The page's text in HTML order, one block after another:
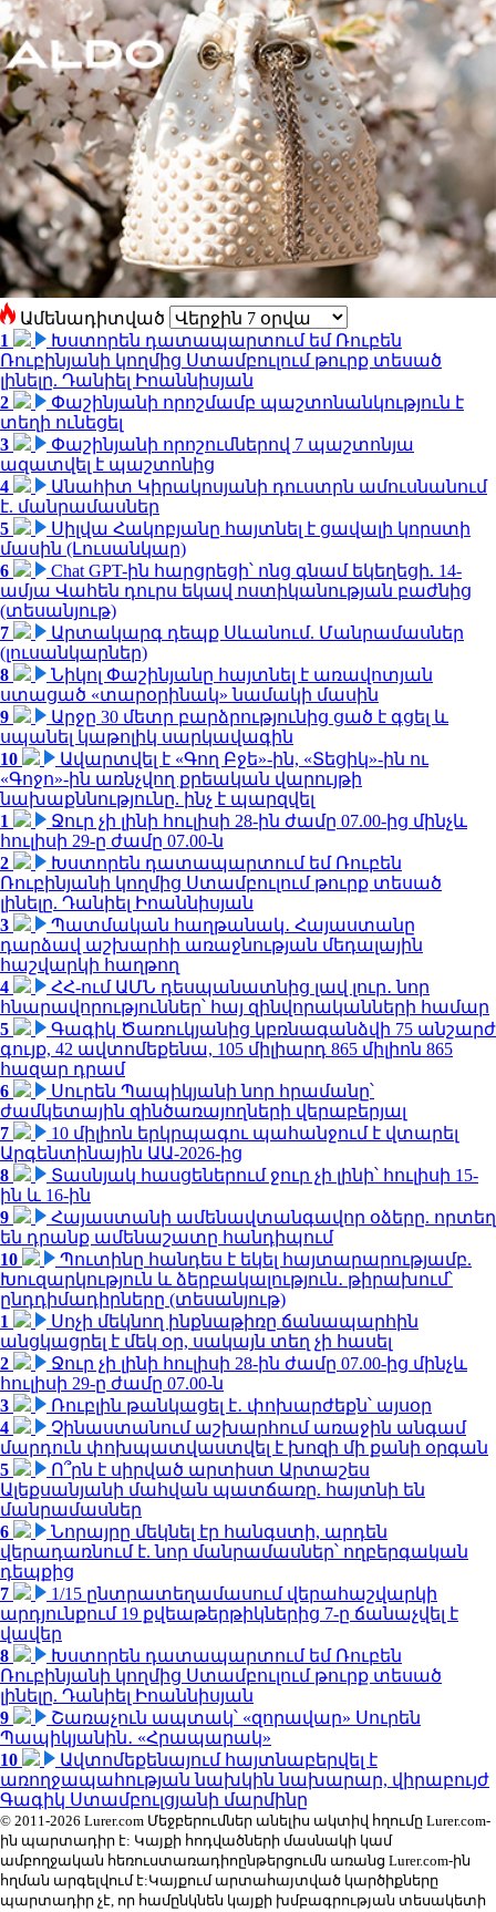
Ամենադիտված
1
Խստորեն դատապարտում եմ Ռուբեն
Ռուբինյանի կողմից Ստամբուլում թուրք տեսած
լինելը. Դանիել Իոաննիսյան
2
Փաշինյանի որոշմամբ պաշտոնանկություն է
տեղի ունեցել
3
Փաշինյանի որոշումներով 7 պաշտոնյա
ազատվել է պաշտոնից
4
Անահիտ Կիրակոսյանի դուստրն ամուսնանում
է. մանրամասներ
5
Սիլվա Հակոբյանը հայտնել է ցավալի կորստի
մասին (Լուսանկար)
6
Chat GPT-ին հարցրեցի՝ ոնց գնամ եկեղեցի. 14-
ամյա Վահեն դուրս եկավ ոստիկանության բաժնից
(տեսանյութ)
7
Արտակարգ դեպք Սևանում. Մանրամասներ
(լուսանկարներ)
8
Նիկոլ Փաշինյանը հայտնել է առավոտյան
ստացած «տարօրինակ» նամակի մասին
9
Արջը 30 մետր բարձրությունից ցած է գցել և
սպանել կաթոլիկ սարկավագին
10
Ավարտվել է «Գող Բջե»-ին, «Տեցիկ»-ին ու
«Գոջո»-ին առնչվող քրեական վարույթի
նախաքննությունը. ինչ է պարզվել
1
Ջուր չի լինի հուլիսի 28-ին ժամը 07.00-ից մինչև
հուլիսի 29-ը ժամը 07.00-ն
2
Խստորեն դատապարտում եմ Ռուբեն
Ռուբինյանի կողմից Ստամբուլում թուրք տեսած
լինելը. Դանիել Իոաննիսյան
3
Պատմական հաղթանակ․ Հայաստանը
դարձավ աշխարհի առաջնության մեդալային
հաշվարկի հաղթող
4
ՀՀ-ում ԱՄՆ դեսպանատնից լավ լուր․ նոր
հնարավորություններ՝ հայ զինվորականների համար
5
Գագիկ Ծառուկյանից կբռնագանձվի 75 անշարժ
գույք, 42 ավտոմեքենա, 105 միլիարդ 865 միլիոն 865
հազար դրամ
6
Սուրեն Պապիկյանի նոր հրամանը՝
ժամկետային զինծառայողների վերաբերյալ
7
10 միլիոն երկրպագու պահանջում է վտարել
Արգենտինային ԱԱ-2026-ից
8
Տասնյակ հասցեներում ջուր չի լինի՝ հուլիսի 15-
ին և 16-ին
9
Հայաստանի ամենավտանգավոր օձերը. որտեղ
են դրանք ամենաշատը հանդիպում
10
Պուտինը հանդես է եկել հայտարարությամբ.
Խուզարկություն և ձերբակալություն․ թիրախում՝
ընդդիմադիրները (տեսանյութ)
1
Սոչի մեկնող ինքնաթիռը ճանապարհին
անցկացրել է մեկ օր, սակայն տեղ չի հասել
2
Ջուր չի լինի հուլիսի 28-ին ժամը 07.00-ից մինչև
հուլիսի 29-ը ժամը 07.00-ն
3
Ռուբլին թանկացել է․ փոխարժեքն՝ այսօր
4
Չինաստանում աշխարհում առաջին անգամ
մարդուն փոխպատվաստվել է խոզի մի քանի օրգան
5
Ո՞րն է սիրված արտիստ Արտաշես
Ալեքսանյանի մահվան պատճառը. հայտնի են
մանրամասներ
6
Նորայրը մեկնել էր հանգստի, արդեն
վերադառնում է. նոր մանրամասներ՝ ողբերգական
դեպքից
7
1/15 ընտրատեղամասում վերահաշվարկի
արդյունքում 19 քվեաթերթիկներից 7-ը ճանաչվել է
վավեր
8
Խստորեն դատապարտում եմ Ռուբեն
Ռուբինյանի կողմից Ստամբուլում թուրք տեսած
լինելը. Դանիել Իոաննիսյան
9
Շառաչուն ապտակ՝ «զորավար» Սուրեն
Պապիկյանին․ «Հրապարակ»
10
Ավտոմեքենայում հայտնաբերվել է
առողջապահության նախկին նախարար, վիրաբույժ
Գագիկ Ստամբուլցյանի մարմինը
© 2011-2026 Lurer.com Մեջբերումներ անելիս ակտիվ հղումը Lurer.com-
ին պարտադիր է: Կայքի հոդվածների մասնակի կամ
ամբողջական հեռուստառադիոընթերցումն առանց Lurer.com-ին
հղման արգելվում է:Կայքում արտահայտված կարծիքները
պարտադիր չէ, որ համընկնեն կայքի խմբագրության տեսակետի